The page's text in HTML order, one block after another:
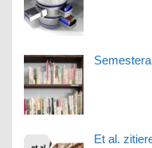
Et al.